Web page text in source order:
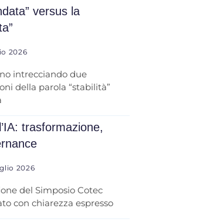
versus la
2026
intrecciando due
della parola “stabilità”
trasformazione,
2026
del Simposio Cotec
con chiarezza espresso